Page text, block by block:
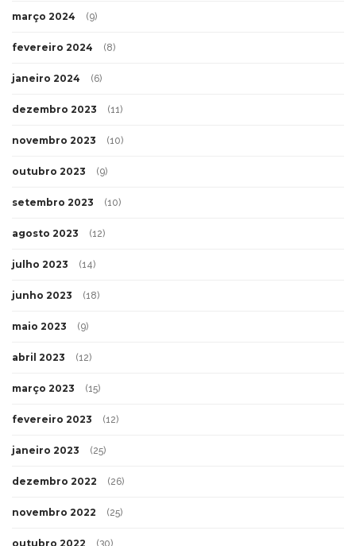
março 2024 (9)
fevereiro 2024 (8)
janeiro 2024 (6)
dezembro 2023 (11)
novembro 2023 (10)
outubro 2023 (9)
setembro 2023 (10)
agosto 2023 (12)
julho 2023 (14)
junho 2023 (18)
maio 2023 (9)
abril 2023 (12)
março 2023 (15)
fevereiro 2023 (12)
janeiro 2023 (25)
dezembro 2022 (26)
novembro 2022 (25)
outubro 2022 (30)